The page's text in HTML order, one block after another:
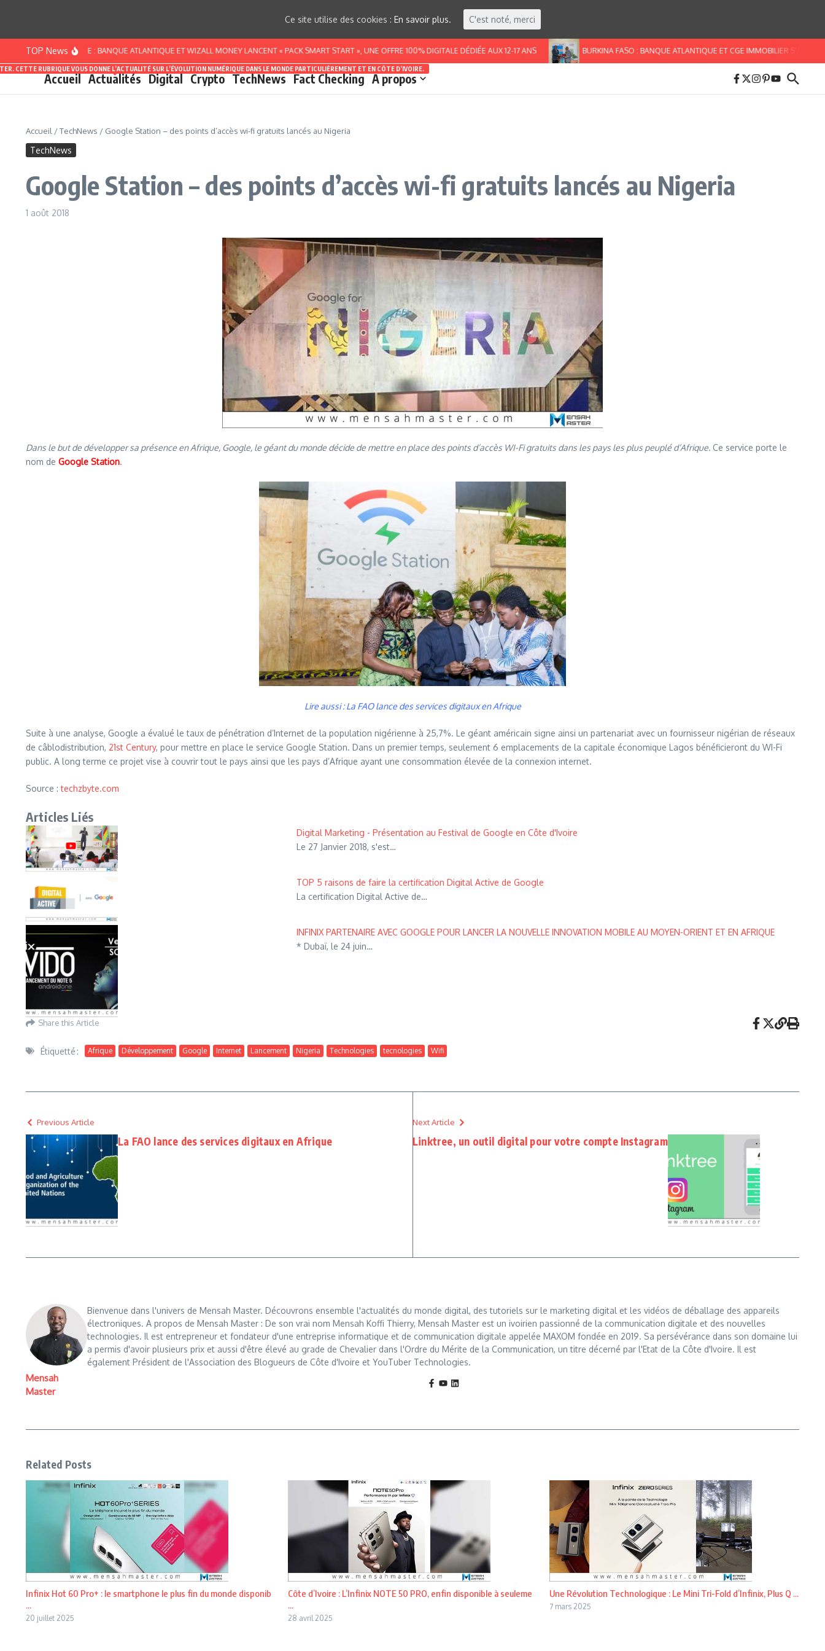
TOP News
CÔTE D’IVOIRE : BANQUE ATLANTIQUE ET WIZALL MONEY LANCENT « PACK SMART START », UNE OFFRE 100% DIGITALE DÉDIÉE AUX 12-17 ANS BURKINA FASO : BANQUE ATLANTIQUE ET CGE IMMOBILIER S’ALLIENT
Accueil Actualités
CETTE RUBRIQUE VOUS DONNE L’ACTUALITÉ SUR L’ÉVOLUTION NUMÉRIQUE DANS LE MONDE PARTICULIÈREMENT ET EN CÔTE D’IVOIRE.
Digital Crypto TechNews Fact Checking A propos
Accueil /TechNews / Google Station – des points d’accès wi-fi gratuits lancés au Nigeria
TechNews
Google Station – des points d’accès wi-fi gratuits lancés au Nigeria
1 août 2018
Dans le but de développer sa présence en Afrique, Google, le géant du monde décide de mettre en place des points d’accès WI-Fi gratuits dans les pays les plus peuplé d’Afrique. Ce service porte le
nom de Google Station.
Lire aussi : La FAO lance des services digitaux en Afrique
Suite à une analyse, Google a évalué le taux de pénétration d’Internet de la population nigérienne à 25,7%. Le géant américain signe ainsi un partenariat avec un fournisseur nigérian de réseaux
de câblodistribution, 21st Century, pour mettre en place le service Google Station. Dans un premier temps, seulement 6 emplacements de la capitale économique Lagos bénéficieront du WI-Fi
public. A long terme ce projet vise à couvrir tout le pays ainsi que les pays d’Afrique ayant une consommation élevée de la connexion internet.
Source :techzbyte.com
Articles Liés
Digital Marketing - Présentation au Festival de Google en Côte d'Ivoire
Le 27 Janvier 2018, s'est…
TOP 5 raisons de faire la certification Digital Active de Google
La certification Digital Active de…
INFINIX PARTENAIRE AVEC GOOGLE POUR LANCER LA NOUVELLE INNOVATION MOBILE AU MOYEN-ORIENT ET EN AFRIQUE
* Dubaï, le 24 juin…
Share this Article
Étiquetté : Afrique Développement Google Internet Lancement Nigeria Technologies tecnologies Wifi
Previous Article
La FAO lance des services digitaux en Afrique
Next Article
Linktree, un outil digital pour votre compte Instagram
Mensah
Master
Bienvenue dans l'univers de Mensah Master. Découvrons ensemble l'actualités du monde digital, des tutoriels sur le marketing digital et les vidéos de déballage des appareils
électroniques. A propos de Mensah Master : De son vrai nom Mensah Koffi Thierry, Mensah Master est un ivoirien passionné de la communication digitale et des nouvelles
technologies. Il est entrepreneur et fondateur d'une entreprise informatique et de communication digitale appelée MAXOM fondée en 2019. Sa persévérance dans son domaine lui
a permis d'avoir plusieurs prix et aussi d'être élevé au grade de Chevalier dans l'Ordre du Mérite de la Communication, un titre décerné par l'Etat de la Côte d'Ivoire. Il est
également Président de l'Association des Blogueurs de Côte d'Ivoire et YouTuber Technologies.
Related Posts
Infinix Hot 60 Pro+ : le smartphone le plus fin du monde disponib
...
20 juillet 2025
Côte d’Ivoire : L’Infinix NOTE 50 PRO, enfin disponible à seuleme
...
28 avril 2025
Une Révolution Technologique : Le Mini Tri-Fold d’Infinix, Plus Q ...
7 mars 2025
Ce site utilise des cookies : En savoir plus. C'est noté, merci